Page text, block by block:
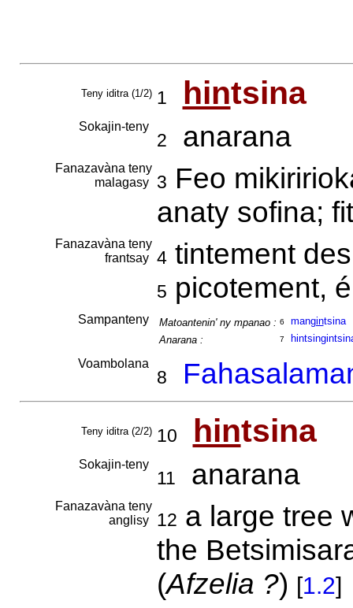
Teny iditra (1/2) 1 hintsina
Sokajin-teny
2 anarana
Fanazavàna teny
malagasy
3 Feo
anaty sofina;
Fanazavàna teny
frantsay 4tintement
5 picotement,
Sampanteny Matoantenin' ny mpanao : 6 mangintsina
Anarana :
7
Voambolana
8
Teny iditra (2/2) 10 hintsina
Sokajin-teny
11 anarana
Fanazavàna teny
anglisy
12 a large tree
the
(Afzelia ?) [1.2]